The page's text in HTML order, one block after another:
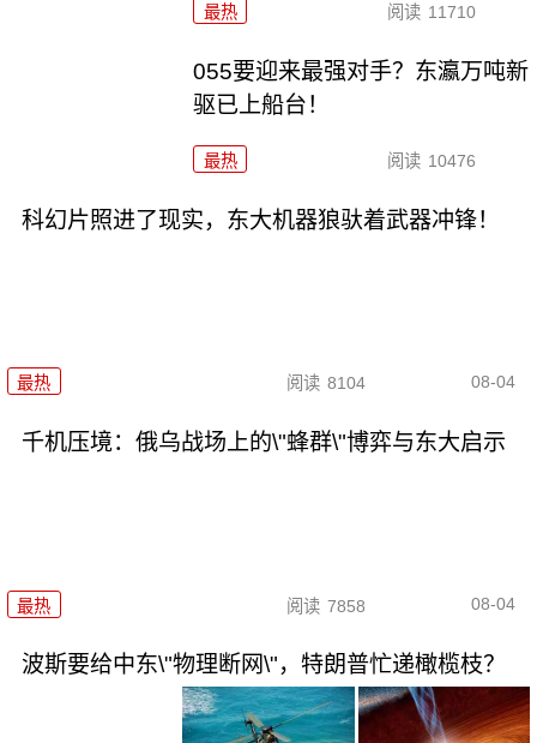
最热 阅读 11710
055要迎来最强对手？东瀛万吨新
驱已上船台！
最热 阅读 10476
科幻片照进了现实，东大机器狼驮着武器冲锋！
最热 阅读 8104 08-04
千机压境：俄乌战场上的\"蜂群\"博弈与东大启示
最热 阅读 7858 08-04
波斯要给中东\"物理断网\"，特朗普忙递橄榄枝？